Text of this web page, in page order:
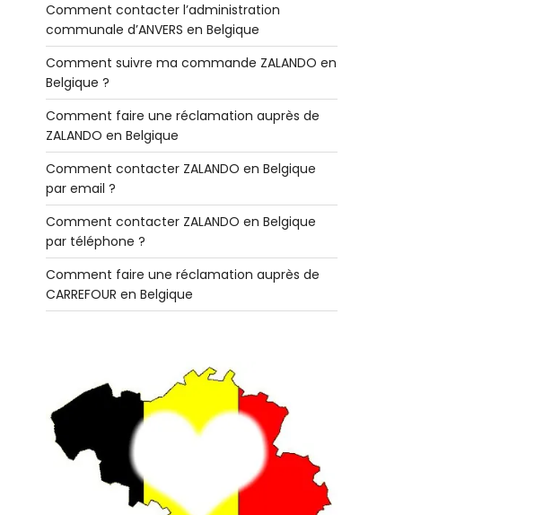
Comment contacter l’administration
communale d’ANVERS en Belgique
Comment suivre ma commande ZALANDO en
Belgique ?
Comment faire une réclamation auprès de
ZALANDO en Belgique
Comment contacter ZALANDO en Belgique
par email ?
Comment contacter ZALANDO en Belgique
par téléphone ?
Comment faire une réclamation auprès de
CARREFOUR en Belgique